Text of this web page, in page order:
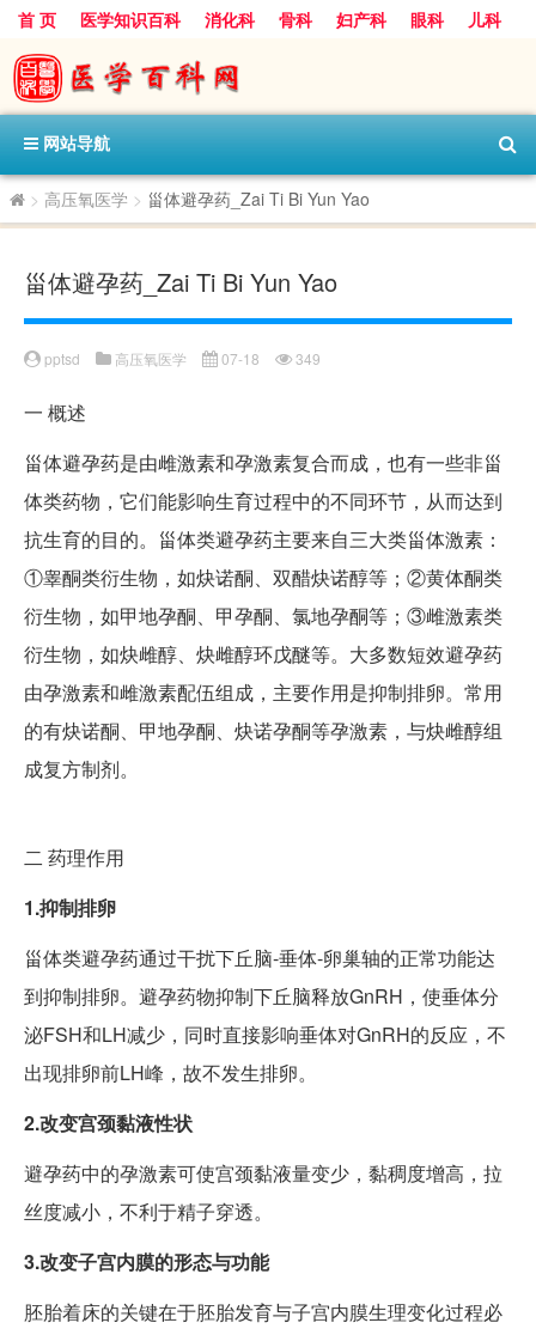
首 页 医学知识百科 消化科 骨科 妇产科 眼科
儿科
心血管病科
呼吸科 神经科
内分泌科
口腔科
网站导航
> 高压氧医学 > 甾体避孕药_Zai Ti Bi Yun Yao
甾体避孕药_Zai Ti Bi Yun Yao
pptsd 高压氧医学 07-18 349
一 概述
甾体避孕药是由雌激素和孕激素复合而成，也有一些非甾
体类药物，它们能影响生育过程中的不同环节，从而达到
抗生育的目的。甾体类避孕药主要来自三大类甾体激素：
①睾酮类衍生物，如炔诺酮、双醋炔诺醇等；②黄体酮类
衍生物，如甲地孕酮、甲孕酮、氯地孕酮等；③雌激素类
衍生物，如炔雌醇、炔雌醇环戊醚等。大多数短效避孕药
由孕激素和雌激素配伍组成，主要作用是抑制排卵。常用
的有炔诺酮、甲地孕酮、炔诺孕酮等孕激素，与炔雌醇组
成复方制剂。
二 药理作用
1.抑制排卵
甾体类避孕药通过干扰下丘脑-垂体-卵巢轴的正常功能达
到抑制排卵。避孕药物抑制下丘脑释放GnRH，使垂体分
泌FSH和LH减少，同时直接影响垂体对GnRH的反应，不
出现排卵前LH峰，故不发生排卵。
2.改变宫颈黏液性状
避孕药中的孕激素可使宫颈黏液量变少，黏稠度增高，拉
丝度减小，不利于精子穿透。
3.改变子宫内膜的形态与功能
胚胎着床的关键在于胚胎发育与子宫内膜生理变化过程必